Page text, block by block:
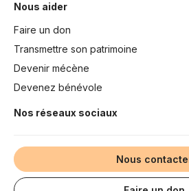
Nous aider
Faire un don
Transmettre son patrimoine
Devenir mécène
Devenez bénévole
Nos réseaux sociaux
Nous